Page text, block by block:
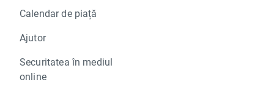
Calendar de piață
Ajutor
Securitatea în mediul
online